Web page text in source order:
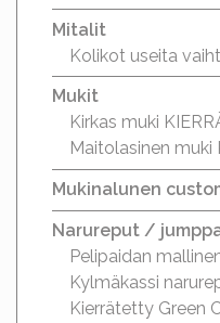
Mitalit
Kolikot useita
Mukit
Kirkas muki
Maitolasinen muki
Mukinalunen
Narureput /
Pelipaidan
Kylmäkassi
Kierrätetty Green